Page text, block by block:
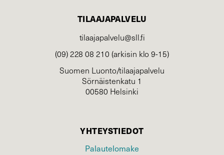
TILAAJAPALVELU
tilaajapalvelu@sll.fi
(09) 228 08 210 (arkisin klo 9-15)
Suomen Luonto/tilaajapalvelu
Sörnäistenkatu 1
00580 Helsinki
YHTEYSTIEDOT
Palautelomake